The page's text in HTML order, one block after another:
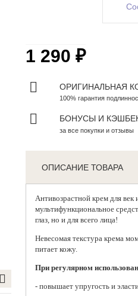
1 290 ₽
ОРИГИНАЛЬНАЯ
100% гарантия
БОНУСЫ И
за все покупки и отзывы
ОПИСАНИЕ ТОВАРА
Антивозрастной крем для век
мультифункциональное
глаз, но и для всего лица!
Невесомая текстура крема
питает кожу.
При регулярном
- повышает упругость и